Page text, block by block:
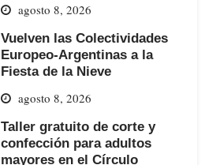
agosto 8, 2026
Vuelven las Colectividades
Europeo-Argentinas a la
Fiesta de la Nieve
agosto 8, 2026
Taller gratuito de corte y
confección para adultos
mayores en el Círculo